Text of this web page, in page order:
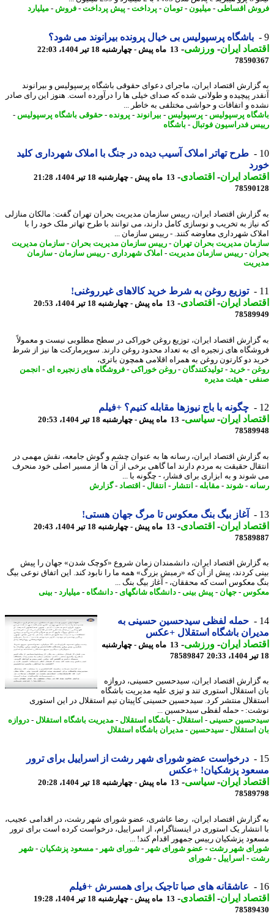
اقساطی-میلیون-تومان-پرداخت -پیش پرداخت -فروش -میلیارد
باشگاه پرسپولیس بی خیال پرونده بیرانوند می شود؟
ایران- ورزشی-13 ماه پیش - چهارشنبه 18 تیر 1404، 22:03
اقتصاد ایران، ماجرای دعوای حقوقی باشگاه پرسپولیس و بیرانوند
پیچیده و طولانی شده که صدای خیلی ها را درآورده است. هنوز این رای صادر
و اتفاقات و حواشی مختلفی به خاطر ...
پرسپولیس-پرسپولیس-بیرانوند -پرونده -حقوقی باشگاه پرسپولیس-
فدراسیون فوتبال-باشگاه
طرح تهاتر املاک آسیب دیده در جنگ با املاک شهرداری کلید
ایران- اقتصادی-13 ماه پیش - چهارشنبه 18 تیر 1404، 21:28
اقتصاد ایران، رییس سازمان مدیریت بحران تهران گفت: مالکان منازلی
به تخریب و نوسازی کامل دارند، می توانند با طرح تهاتر ملک خود را با
شهرداری معاوضه کنند. - رییس سازمان ...
مدیریت بحران تهران- رییس سازمان مدیریت بحران-
سازمان مدیریت
- رییس سازمان مدیریت-املاک شهرداری- رییس سازمان -سازمان
توزیع روغن به شرط خرید کالاهای غیرروغنی!
ایران- اقتصادی-13 ماه پیش - چهارشنبه 18 تیر 1404، 20:53
اقتصاد ایران، توزیع روغن خوراکی در سطح مطلوبی نیست و معمولاً
های زنجیره ای به تعداد محدود روغن دارند. سوپرمارکت ها نیز از شرط
دو کارتون روغن به همراه اقلامی همچون باتری،
-خرید- تولیدکنندگان-روغن خوراکی -فروشگاه های زنجیره ای - انجمن
-هیئت مدیره
چگونه با باج نیوزها مقابله کنیم؟ +فیلم
ایران- سیاسی-13 ماه پیش - چهارشنبه 18 تیر 1404، 20:53
اقتصاد ایران، رسانه ها به عنوان چشم و گوش جامعه، نقش مهمی در
حقیقت به مردم دارند اما گاهی برخی از آن ها از مسیر اصلی خود منحرف
و به ابزاری برای فشار، - چگونه با ...
-شوند-مقابله-انتشار-انتقال-اقتصاد-گزارش
آغاز بیگ بنگ معکوس تا مرگ جهان هستی!
ایران- اقتصادی-13 ماه پیش - چهارشنبه 18 تیر 1404، 20:43
اقتصاد ایران، دانشمندان زمان شروع «کوچک شدن» جهان را پیش
کردند، پیش از آن که «رمبش بزرگ» همه ما را نابود کند. این اتفاق نوعی بیگ
معکوس است که محققان، - آغاز بیگ بنگ ...
-جهان-پیش بینی -دانشگاه شانگهای-دانشگاه-میلیارد-بینی
حمله لفظی سیدحسین حسینی به
باشگاه استقلال +عکس
ایران- ورزشی-
13 ماه پیش - چهارشنبه
78589847
اقتصاد ایران، سیدحسین حسینی، دروازه
استقلال استوری تند و تیزی علیه مدیریت باشگاه
منتشر کرد. سیدحسین حسینی کاپیتان تیم استقلال در این استوری
- حمله لفظی سیدحسین ...
حسینی-استقلال-باشگاه استقلال-مدیریت باشگاه استقلال-دروازه
استقلال-سیدحسین-مدیران باشگاه استقلال
درخواست عضو شورای شهر رشت از اسراییل برای ترور
پزشکیان! +عکس
ایران- سیاسی-13 ماه پیش - چهارشنبه 18 تیر 1404، 20:28
اقتصاد ایران، رضا عاشری، عضو شورای شهر رشت، در اقدامی عجیب،
یک استوری در اینستاگرام، از اسراییل، درخواست کرده است برای ترور
پزشکیان رییس جمهور اقدام کند! ...
شهر رشت -عضو شورای شهر -شورای شهر -مسعود پزشکیان-شهر
-اسراییل -شورای
عاشقانه های صبا تاجیک برای همسرش +فیلم
ایران- اقتصادی-13 ماه پیش - چهارشنبه 18 تیر 1404، 19:28